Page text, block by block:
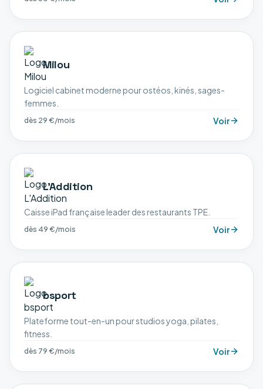
Milou
Logiciel cabinet moderne pour ostéos, kinés, sages-
femmes.
dès 29 €/mois Voir
L'Addition
Caisse iPad française leader des restaurants TPE.
dès 49 €/mois Voir
bsport
Plateforme tout-en-un pour studios yoga, pilates,
fitness.
dès 79 €/mois Voir